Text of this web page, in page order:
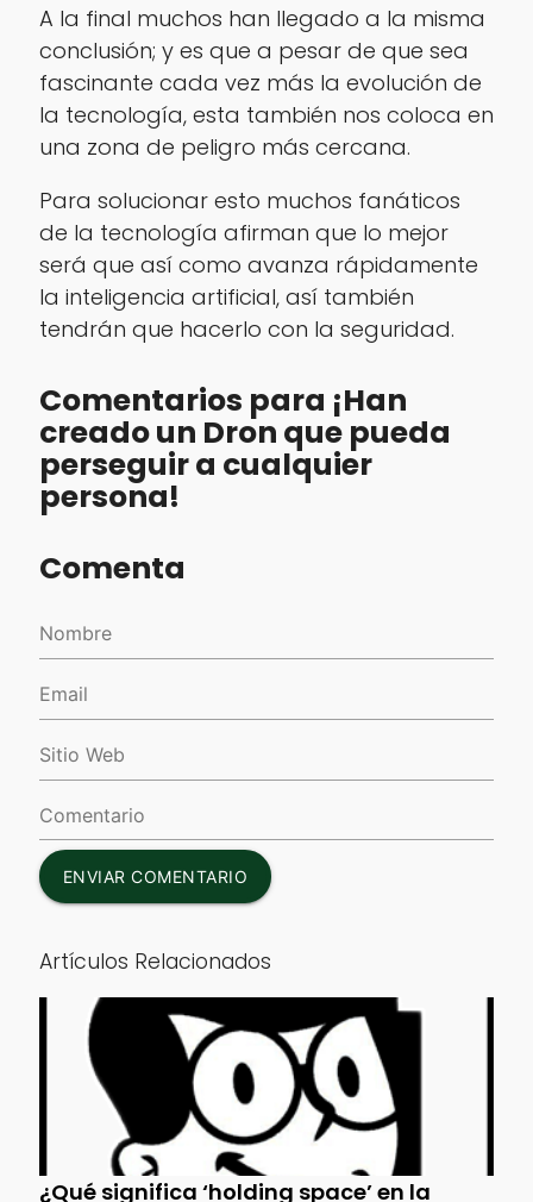
A la final muchos han llegado a la misma
conclusión; y es que a pesar de que sea
fascinante cada vez más la evolución de
la tecnología, esta también nos coloca en
una zona de peligro más cercana.
Para solucionar esto muchos fanáticos
de la tecnología afirman que lo mejor
será que así como avanza rápidamente
la inteligencia artificial, así también
tendrán que hacerlo con la seguridad.
Comentarios para ¡Han
creado un Dron que pueda
perseguir a cualquier
persona!
Comenta
ENVIAR COMENTARIO
Artículos Relacionados
¿Qué significa ‘holding space’ en la